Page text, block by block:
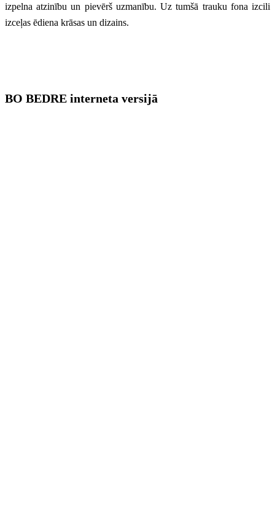
izpelna atzinību un pievērš uzmanību. Uz tumšā trauku fona izcili
izceļas ēdiena krāsas un dizains.
BO BEDRE interneta versijā